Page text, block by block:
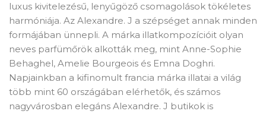
luxus kivitelezésű, lenyűgöző csomagolások tökéletes
harmóniája. Az Alexandre. J a szépséget annak minden
formájában ünnepli. A márka illatkompozícióit olyan
neves parfümőrök alkották meg, mint Anne-Sophie
Behaghel, Amelie Bourgeois és Emna Doghri.
Napjainkban a kifinomult francia márka illatai a világ
több mint 60 országában elérhetők, és számos
nagyvárosban elegáns Alexandre. J butikok is